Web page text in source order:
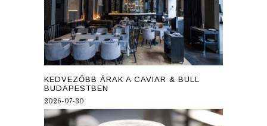
KEDVEZŐBB ÁRAK A CAVIAR & BULL
BUDAPESTBEN
2026-07-30